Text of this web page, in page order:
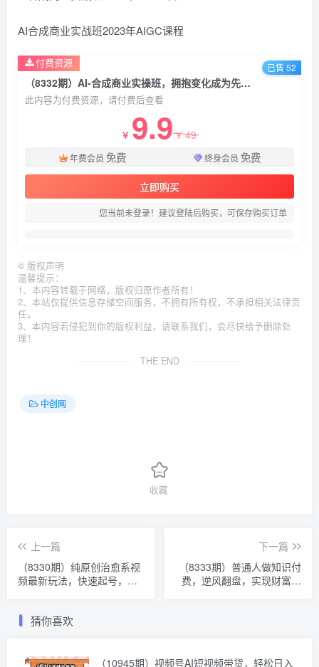
AI合成商业实战班2023年AIGC课程
（8332期）AI-合成商业实操班，拥抱变化成为先驱者（19节课）
此内容为付费资源，请付费后查看
￥ 9.9￥49
年费会员 免费 终身会员 免费
立即购买
您当前未登录！建议登陆后购买，可保存购买订单
付费资源 已售 52
© 版权声明
温馨提示：
1、本内容转载于网络，版权归原作者所有！
2、本站仅提供信息存储空间服务，不拥有所有权，不承担相关法律责
任。
3、本内容若侵犯到你的版权利益，请联系我们，会尽快给予删除处
理！
THE END
中创网
收藏
上一篇
（8330期）纯原创治愈系视
频最新玩法，快速起号，简
下一篇
（8333期）普通人做知识付
费，逆风翻盘，实现财富自
猜你喜欢
（10945期）视频号AI短视频带货，轻松日入